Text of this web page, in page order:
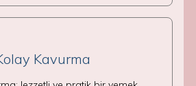
Kavurma